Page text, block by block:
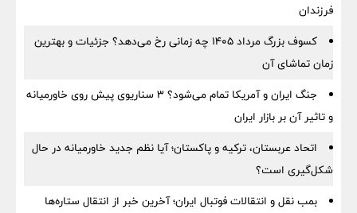
فرزندان
کسوف بزرگ مرداد ۱۴۰۵ چه زمانی رخ می‌دهد؟ جزئیات و بهترین
زمان تماشای آن
جنگ ایران و آمریکا تمام می‌شود؟ ۳ سناریوی پیش روی خاورمیانه
و تاثیر آن بر بازار ایران
اتحاد عربستان، ترکیه و پاکستان؛ آیا نظم جدید خاورمیانه در حال
شکل‌گیری است؟
بمب نقل‌ و انتقالات فوتبال ایران؛ آخرین خبر از انتقال ستاره‌ها